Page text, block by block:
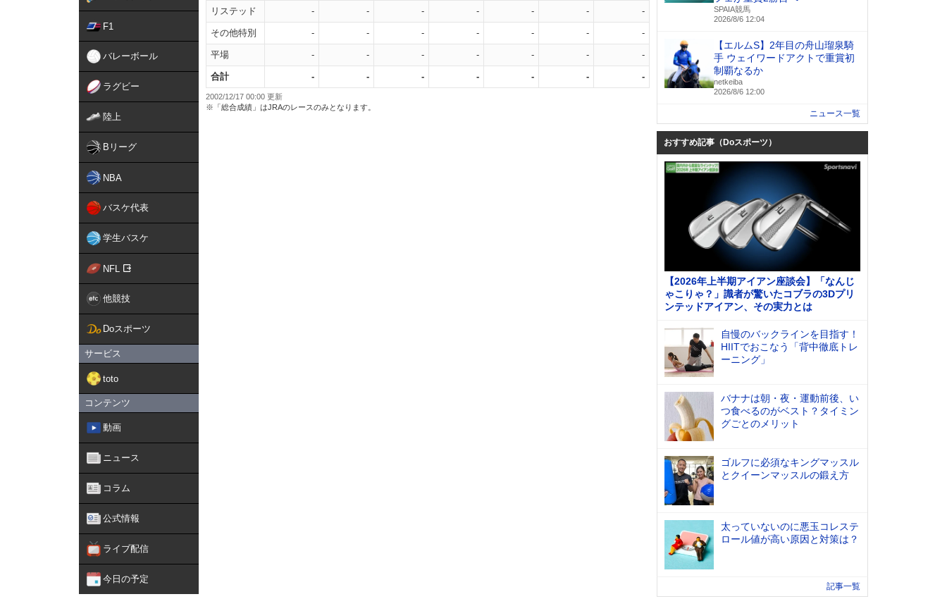
F1
バレーボール
ラグビー
陸上
Bリーグ
NBA
バスケ代表
学生バスケ
NFL
他競技
Doスポーツ
サービス
toto
コンテンツ
動画
ニュース
コラム
公式情報
ライブ配信
今日の予定
リステッド - - - - - - -
その他特別 - - - - - - -
平場 - - - - - - -
合計 - - - - - - -
2002/12/17 00:00 更新
※「総合成績」はJRAのレースのみとなります。
SPAIA競馬
2026/8/6 12:04
【エルムS】2年目の舟山瑠泉騎
手 ウェイワードアクトで重賞初
制覇なるか
netkeiba
2026/8/6 12:00
ニュース一覧
おすすめ記事（Doスポーツ）
【2026年上半期アイアン座談会】「なんじ
ゃこりゃ？」識者が驚いたコブラの3Dプリ
ンテッドアイアン、その実力とは
自慢のバックラインを目指す！
HIITでおこなう「背中徹底トレ
ーニング」
バナナは朝・夜・運動前後、い
つ食べるのがベスト？タイミン
グごとのメリット
ゴルフに必須なキングマッスル
とクイーンマッスルの鍛え方
太っていないのに悪玉コレステ
ロール値が高い原因と対策は？
記事一覧